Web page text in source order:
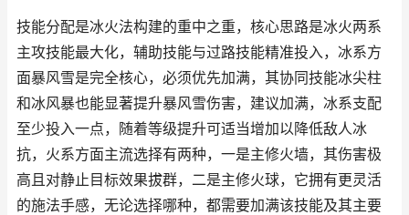
技能分配是冰火法构建的重中之重，核心思路是冰火两系
主攻技能最大化，辅助技能与过路技能精准投入，冰系方
面暴风雪是完全核心，必须优先加满，其协同技能冰尖柱
和冰风暴也能显著提升暴风雪伤害，建议加满，冰系支配
至少投入一点，随着等级提升可适当增加以降低敌人冰
抗，火系方面主流选择有两种，一是主修火墙，其伤害极
高且对静止目标效果拔群，二是主修火球，它拥有更灵活
的施法手感，无论选择哪种，都需要加满该技能及其主要